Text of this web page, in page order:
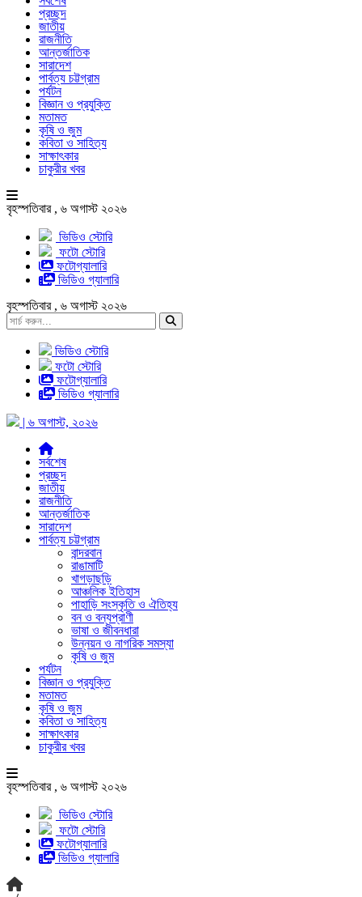
প্রচ্ছদ
জাতীয়
রাজনীতি
আন্তর্জাতিক
সারাদেশ
পার্বত্য চট্টগ্রাম
পর্যটন
বিজ্ঞান ও প্রযুক্তি
মতামত
কৃষি ও জুম
কবিতা ও সাহিত্য
সাক্ষাৎকার
চাকুরীর খবর
বৃহস্পতিবার , ৬ অগাস্ট ২০২৬
ভিডিও স্টোরি
ফটো স্টোরি
ফটোগ্যালারি
ভিডিও গ্যালারি
বৃহস্পতিবার , ৬ অগাস্ট ২০২৬
ভিডিও স্টোরি
ফটো স্টোরি
ফটোগ্যালারি
ভিডিও গ্যালারি
| ৬ অগাস্ট, ২০২৬
সর্বশেষ
প্রচ্ছদ
জাতীয়
রাজনীতি
আন্তর্জাতিক
সারাদেশ
পার্বত্য চট্টগ্রাম
বান্দরবান
রাঙামাটি
খাগড়াছড়ি
আঞ্চলিক ইতিহাস
পাহাড়ি সংস্কৃতি ও ঐতিহ্য
বন ও বন্যপ্রাণী
ভাষা ও জীবনধারা
উন্নয়ন ও নাগরিক সমস্যা
কৃষি ও জুম
পর্যটন
বিজ্ঞান ও প্রযুক্তি
মতামত
কৃষি ও জুম
কবিতা ও সাহিত্য
সাক্ষাৎকার
চাকুরীর খবর
বৃহস্পতিবার , ৬ অগাস্ট ২০২৬
ভিডিও স্টোরি
ফটো স্টোরি
ফটোগ্যালারি
ভিডিও গ্যালারি